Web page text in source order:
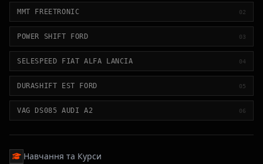
MMT FREETRONIC 02
POWER SHIFT FORD 03
SELESPEED FIAT ALFA LANCIA 04
DURASHIFT EST FORD 05
VAG DS085 AUDI A2 06
Навчання та Курси